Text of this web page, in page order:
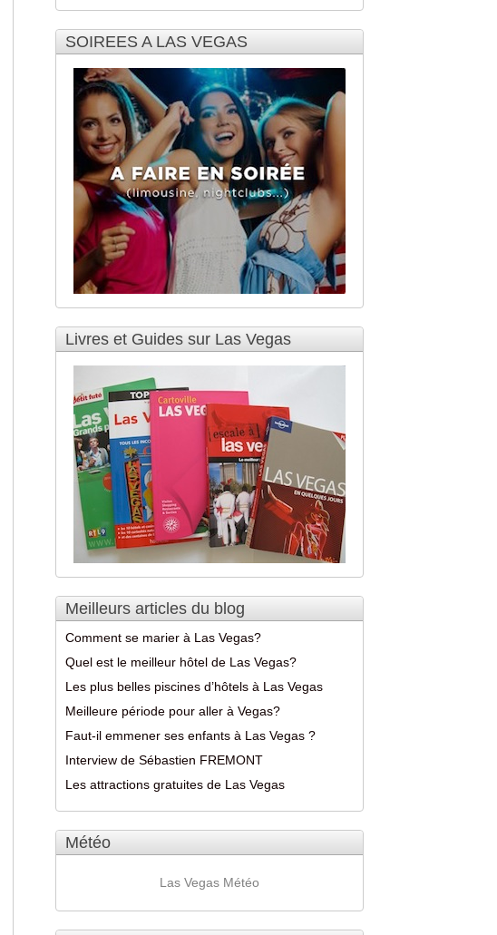
SOIREES A LAS VEGAS
Livres et Guides sur Las Vegas
Meilleurs articles du blog
Comment se marier à Las Vegas?
Quel est le meilleur hôtel de Las Vegas?
Les plus belles piscines d’hôtels à Las Vegas
Meilleure période pour aller à Vegas?
Faut-il emmener ses enfants à Las Vegas ?
Interview de Sébastien FREMONT
Les attractions gratuites de Las Vegas
Météo
Las Vegas Météo